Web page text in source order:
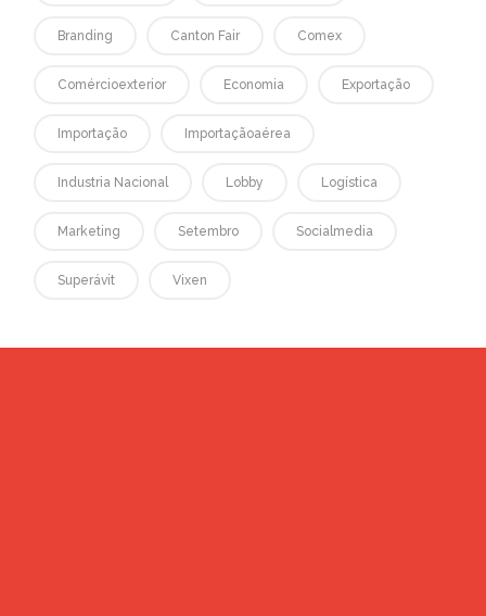
Branding Canton Fair Comex
Comércioexterior Economia Exportação
Importação Importaçãoaérea
Industria Nacional Lobby Logística
Marketing Setembro Socialmedia
Superávit Vixen